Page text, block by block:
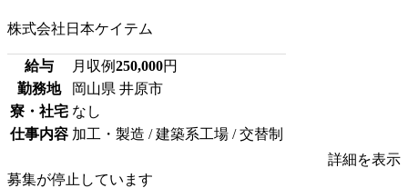
株式会社日本ケイテム
給与 月収例250,000円
勤務地
岡山県 井原市
寮・社宅 なし
仕事内容 加工・製造 / 建築系工場 / 交替制
詳細を表示
募集が停止しています